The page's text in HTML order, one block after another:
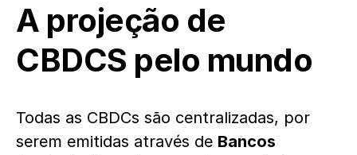
A projeção de
CBDCS pelo mundo
Todas as CBDCs são centralizadas, por
serem emitidas através de Bancos